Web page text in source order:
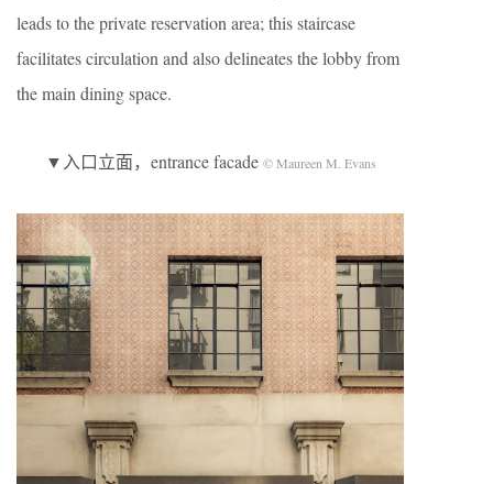
leads to the private reservation area; this staircase
facilitates circulation and also delineates the lobby from
the main dining space.
▼入口立面，entrance facade © Maureen M. Evans